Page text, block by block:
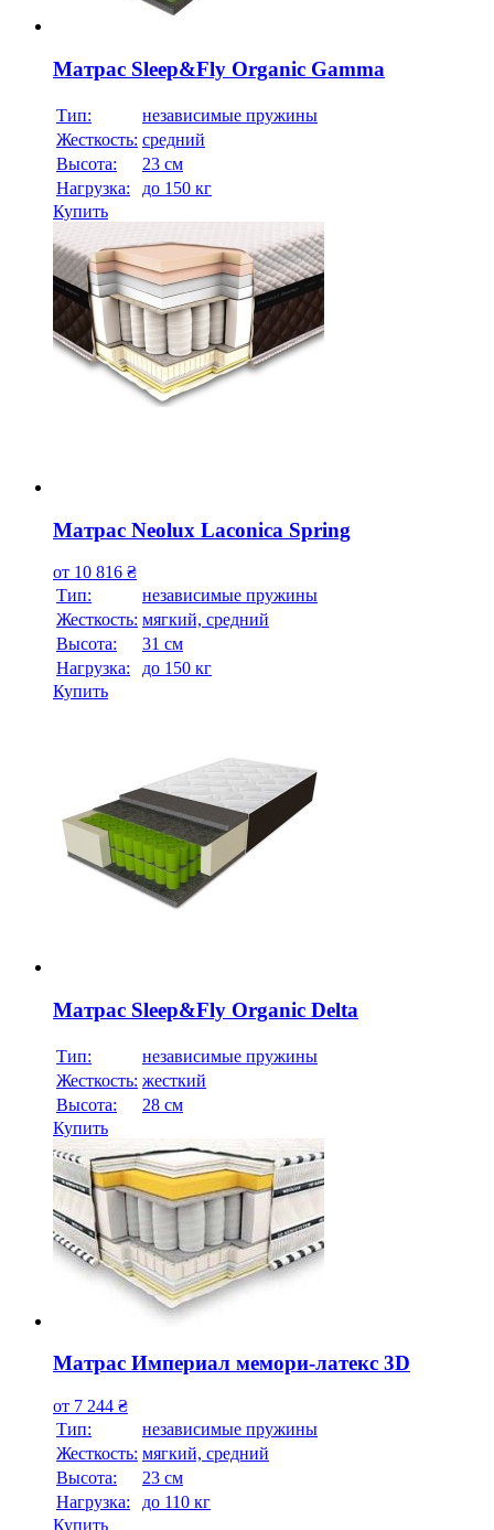
Матрас Sleep&Fly Organic Gamma
Тип:
независимые пружины
Жесткость: средний
Высотa:
23 см
Нагрузка:
до 150 кг
Купить
Матрас Neolux Laconica Spring
от 10 816 ₴
Тип:
независимые пружины
Жесткость: мягкий, средний
Высотa:
31 см
Нагрузка:
до 150 кг
Купить
Матрас Sleep&Fly Organic Delta
Тип:
независимые пружины
Жесткость: жесткий
Высотa:
28 см
Купить
Матрас Империал мемори-латекс 3D
от 7 244 ₴
Тип:
независимые пружины
Жесткость: мягкий, средний
Высотa:
23 см
Нагрузка:
до 110 кг
Купить